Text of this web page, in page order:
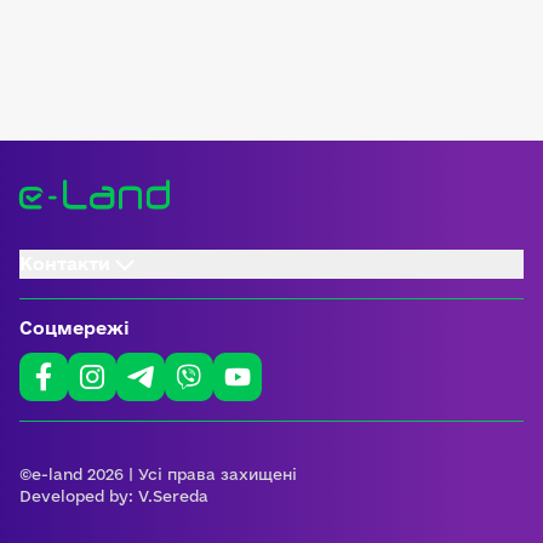
Соцмережі
©e-land 2026 | Усі права захищені
Developed by: V.Sereda